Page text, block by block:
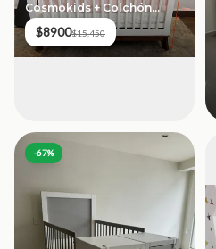
Cosmokids + Colchón
Luuna Mini (Set Completo)
$8900$15,450
-67%